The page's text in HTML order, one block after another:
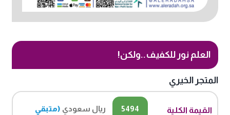
العلم نور للكفيف..ولكن!
المتجر الخيري
القيمة الكلية
5494 ريال سعودي (متبقي